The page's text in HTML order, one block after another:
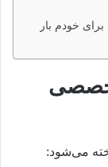
خودم بار
می‌شود: